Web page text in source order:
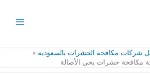
شركات مكافحة الحشرات بالسعودية
مكافحة حشرات بحي الأصالة